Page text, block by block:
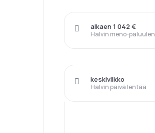
Halvin meno-
alkaen 1 042 €
Halvin päivä lentää
keskiviikko